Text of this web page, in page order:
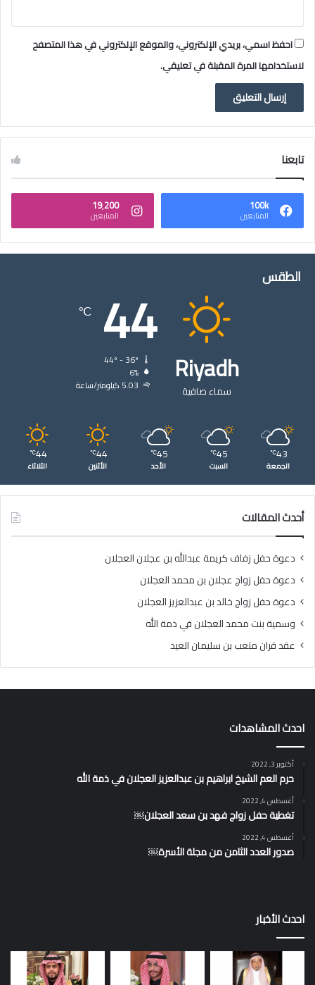
احفظ اسمي، بريدي الإلكتروني، والموقع الإلكتروني في هذا المتصفح
لاستخدامها المرة المقبلة في تعليقي.
تابعنا
100k
المتابعين
19٬200
المتابعين
الطقس
Riyadh
سماء صافية
44
℃
6%
5.03 كيلومتر/ساعة
43
℃
الجمعة
45
℃
السبت
45
℃
الأحد
44
℃
الأثنين
44
℃
الثلاثاء
أحدث المقالات
دعوة حفل زفاف كريمة عبدالله بن عجلان العجلان
دعوة حفل زواج عجلان بن محمد العجلان
دعوة حفل زواج خالد بن عبدالعزيز العجلان
وسمية بنت محمد العجلان في ذمة الله
عقد قران متعب بن سليمان العيد
احدث المشاهدات
أكتوبر 3, 2022
حرم العم الشيخ ابراهيم بن عبدالعزيز العجلان في ذمة الله
أغسطس 4, 2022
تغطية حفل زواج فهد بن سعد العجلان￼
أغسطس 4, 2022
صدور العدد الثامن من مجلة الأسرة￼
احدث الأخبار